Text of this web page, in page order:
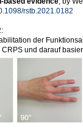
rstb.2021.0182
der
und darauf